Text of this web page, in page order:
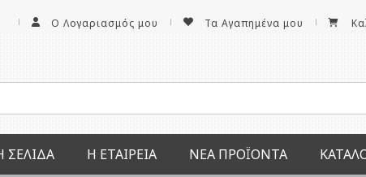
Ο Λογαριασμός μου Τα Αγαπημένα μου
ΣΕΛΊΔΑ Η ΕΤΑΙΡΕΊΑ ΝΕΑ ΠΡΟΪΌΝΤΑ